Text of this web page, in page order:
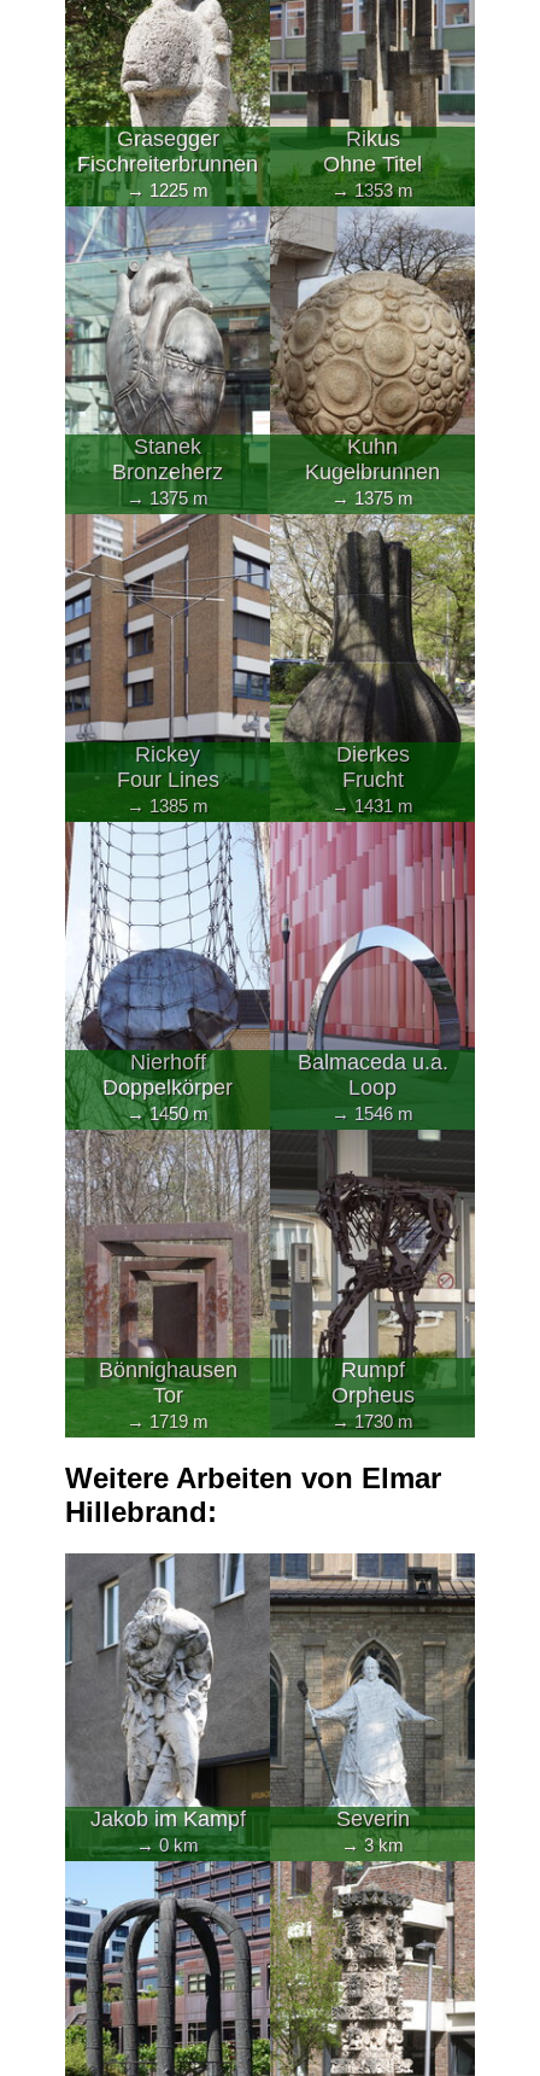
Grasegger
Fischreiterbrunnen
→ 1225 m
Rikus
Ohne Titel
→ 1353 m
Stanek
Bronzeherz
→ 1375 m
Kuhn
Kugelbrunnen
→ 1375 m
Rickey
Four Lines
→ 1385 m
Dierkes
Frucht
→ 1431 m
Nierhoff
Doppelkörper
→ 1450 m
Balmaceda u.a.
Loop
→ 1546 m
Bönnighausen
Tor
→ 1719 m
Rumpf
Orpheus
→ 1730 m
Weitere Arbeiten von Elmar
Hillebrand:
Jakob im Kampf
→ 0 km
Severin
→ 3 km